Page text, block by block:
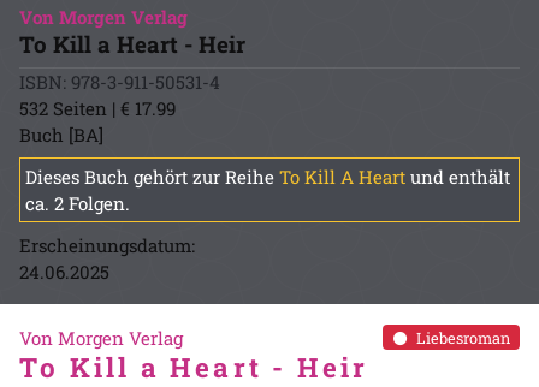
Von Morgen Verlag
To Kill a Heart - Heir
ISBN: 978-3-911-50531-4
532 Seiten | € 17.99
Buch [BA]
Dieses Buch gehört zur Reihe To Kill A Heart und enthält
ca. 2 Folgen.
Erscheinungsdatum:
24.06.2025
Liebesroman
Von Morgen Verlag
To Kill a Heart - Heir